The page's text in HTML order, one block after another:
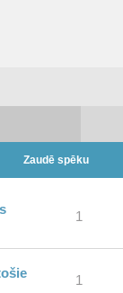
Zaudē spēku
1
1